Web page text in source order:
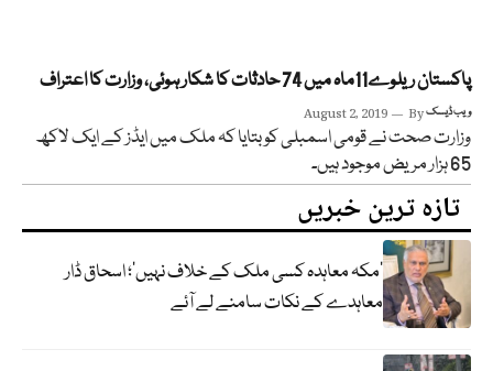
پاکستان ریلوے11ماہ میں 74 حادثات کا شکار ہوئی، وزارت کا اعتراف
August 2, 2019 Byویب ڈیسک
وزارت صحت نے قومی اسمبلی کو بتایا کہ ملک میں ایڈز کے ایک لاکھ
65 ہزار مریض موجود ہیں۔
تازہ ترین خبریں
‘مکہ معاہدہ کسی ملک کے خلاف نہیں’؛ اسحاق ڈار
معاہدے کے نکات سامنے لے آئے